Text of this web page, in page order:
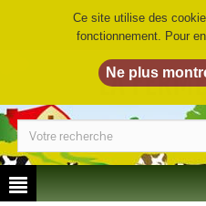
LA
Ce site utilise des
fonctionnement. Pour